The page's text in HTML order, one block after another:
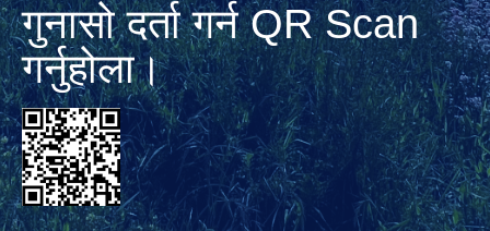
गुनासो दर्ता गर्न QR Scan
गर्नुहोला।